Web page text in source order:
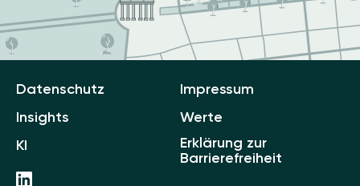
Datenschutz
Impressum
Insights
Werte
KI
Erklärung zur
Barrierefreiheit